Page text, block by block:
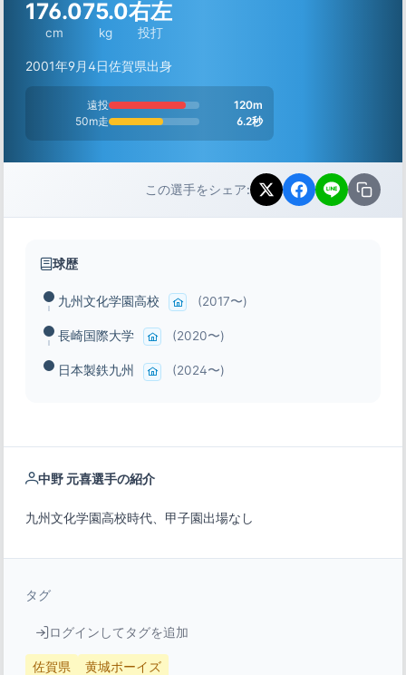
176.0
cm
75.0
kg
右左
投打
2001年9月4日佐賀県出身
遠投
120m
50m走
6.2秒
この選手をシェア:
球歴
九州文化学園高校 (2017〜)
長崎国際大学 (2020〜)
日本製鉄九州 (2024〜)
中野 元喜選手の紹介
九州文化学園高校時代、甲子園出場なし
タグ
ログインしてタグを追加
佐賀県
黄城ボーイズ